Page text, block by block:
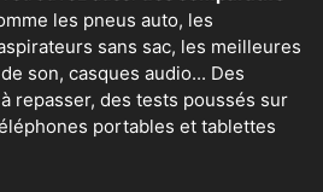
les pneus auto, les
sans sac, les meilleures
son, casques audio... Des
repasser, des tests poussés sur
portables et tablettes